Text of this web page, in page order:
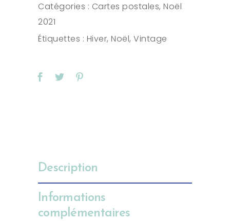
avec
enveloppe
quantity
Catégories : Cartes postales,Noël
2021
Étiquettes : Hiver,Noël,Vintage
Description
Informations
complémentaires